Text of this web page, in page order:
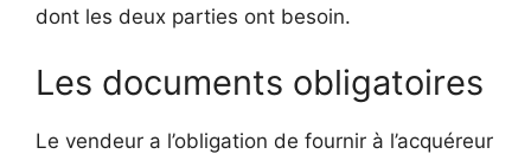
dont les deux parties ont besoin.
Les documents obligatoires
Le vendeur a l’obligation de fournir à l’acquéreur